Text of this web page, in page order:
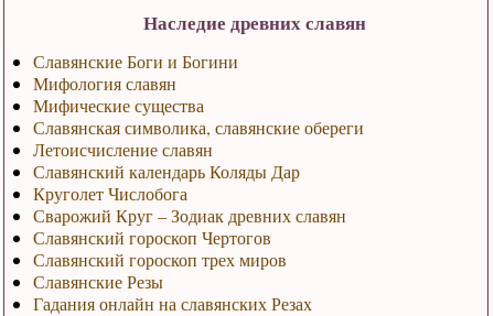
Наследие древних славян
Славянские Боги и Богини
Мифология славян
Мифические существа
Славянская символика, славянские обереги
Летоисчисление славян
Славянский календарь Коляды Дар
Круголет Числобога
Сварожий Круг – Зодиак древних славян
Славянский гороскоп Чертогов
Славянский гороскоп трех миров
Славянские Резы
Гадания онлайн на славянских Резах